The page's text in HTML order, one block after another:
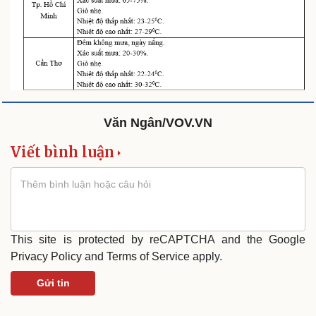
Doanh nghiệp
Doanh nhân
Vì cộng đồng
Trải nghiệm
Chuyển đổi số
Văn Ngân/VOV.VN
Viết bình luận
This site is protected by reCAPTCHA and the Google
Privacy Policy and Terms of Service apply.
Gửi tin